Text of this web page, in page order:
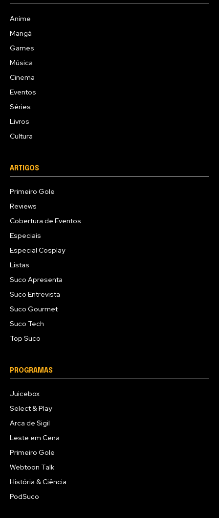
Anime
Mangá
Games
Música
Cinema
Eventos
Séries
Livros
Cultura
ARTIGOS
Primeiro Gole
Reviews
Cobertura de Eventos
Especiais
Especial Cosplay
Listas
Suco Apresenta
Suco Entrevista
Suco Gourmet
Suco Tech
Top Suco
PROGRAMAS
Juicebox
Select & Play
Arca de Sigil
Leste em Cena
Primeiro Gole
Webtoon Talk
História & Ciência
PodSuco